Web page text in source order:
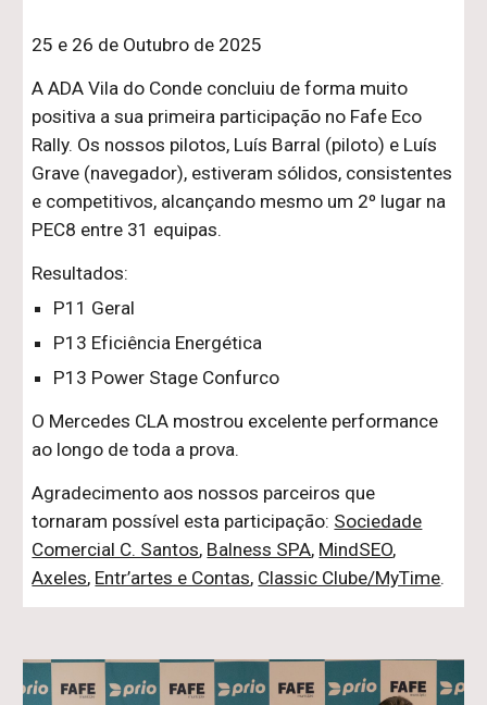
25 e 26 de Outubro de 2025
A ADA Vila do Conde concluiu de forma muito
positiva a sua primeira participação no Fafe Eco
Rally. Os nossos pilotos, Luís Barral (piloto) e Luís
Grave (navegador), estiveram sólidos, consistentes
e competitivos, alcançando mesmo um 2º lugar na
PEC8 entre 31 equipas.
Resultados:
P11 Geral
P13 Eficiência Energética
P13 Power Stage Confurco
O Mercedes CLA mostrou excelente performance
ao longo de toda a prova.
Agradecimento aos nossos parceiros que
tornaram possível esta participação: Sociedade
Comercial C. Santos, Balness SPA, MindSEO,
Axeles, Entr’artes e Contas, Classic Clube/MyTime.